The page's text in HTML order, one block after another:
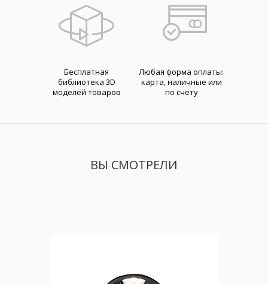
Бесплатная
библиотека 3D
моделей товаров
Любая форма оплаты:
карта, наличные или
по счету
ВЫ СМОТРЕЛИ